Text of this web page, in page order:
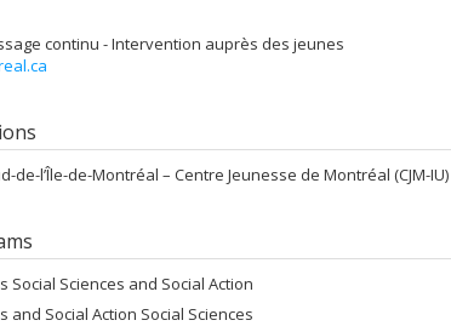
continu - Intervention auprès des jeunes
de-l’Île-de-Montréal – Centre Jeunesse de Montréal (CJM-IU)
Social Sciences and Social Action
and Social Action Social Sciences